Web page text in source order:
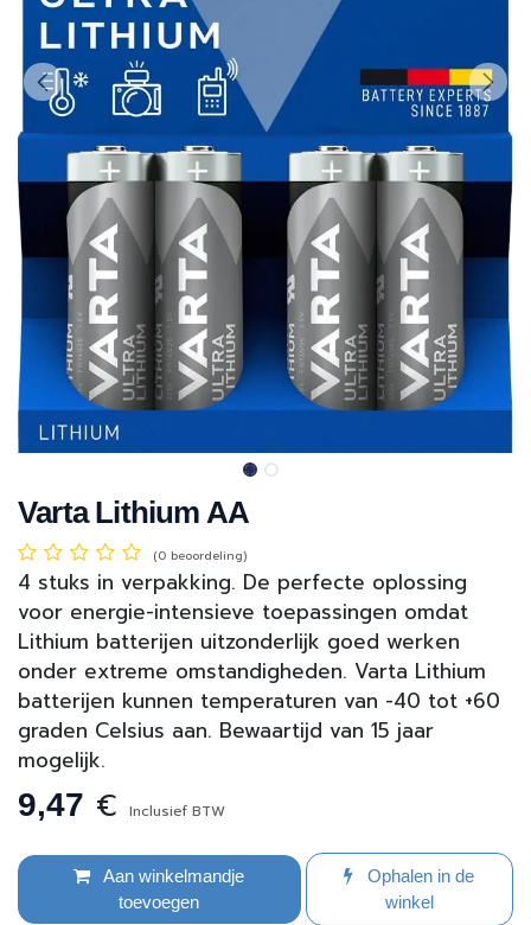
Varta Lithium AA
(0 beoordeling)
4 stuks in verpakking. De perfecte oplossing
voor energie-intensieve toepassingen omdat
Lithium batterijen uitzonderlijk goed werken
onder extreme omstandigheden. Varta Lithium
batterijen kunnen temperaturen van -40 tot +60
graden Celsius aan. Bewaartijd van 15 jaar
mogelijk.
9,47 € Inclusief BTW
Aan winkelmandje
toevoegen
Ophalen in de
winkel